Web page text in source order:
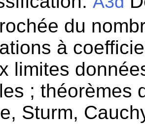
du
à
limites
; théorèmes
Sturm,